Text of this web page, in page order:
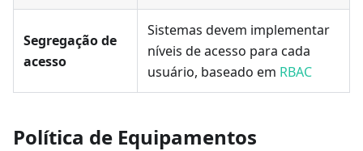
Segregação de
acesso
Sistemas devem implementar
níveis de acesso para cada
usuário, baseado em RBAC
Política de Equipamentos